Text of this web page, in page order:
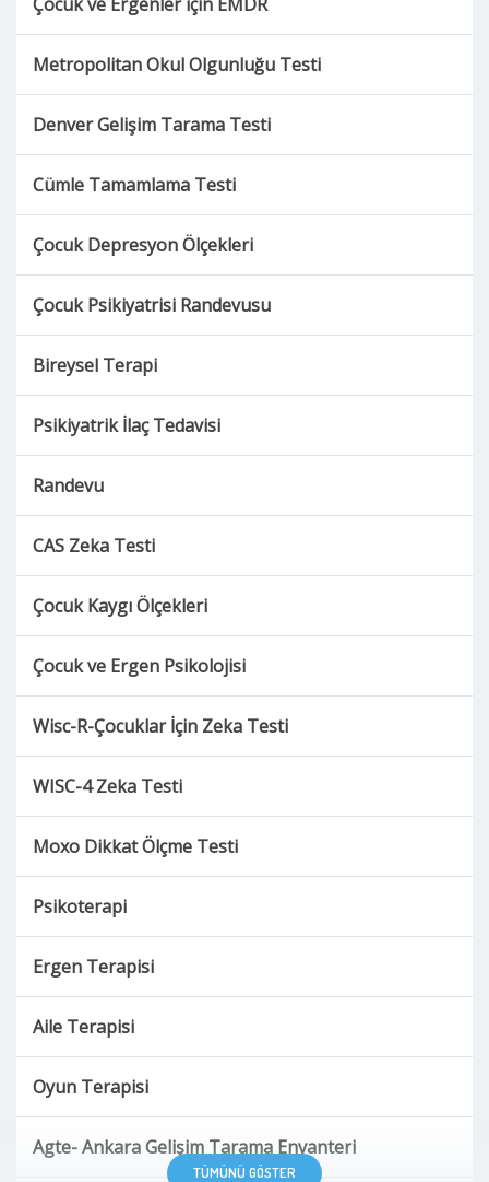
Pandas Hastalığı
Şizofreni
Bipolar Bozukluk
Stres
Yas (Matem)
Metropolitan Okul Olgunluğu Testi
Denver Gelişim Tarama Testi
Cümle Tamamlama Testi
Çocuk Depresyon Ölçekleri
Çocuk Psikiyatrisi Randevusu
Bireysel Terapi
Psikiyatrik İlaç Tedavisi
Randevu
CAS Zeka Testi
Çocuk Kaygı Ölçekleri
Çocuk ve Ergen Psikolojisi
Wisc-R-Çocuklar İçin Zeka Testi
WISC-4 Zeka Testi
Moxo Dikkat Ölçme Testi
Psikoterapi
Ergen Terapisi
Aile Terapisi
Oyun Terapisi
Agte- Ankara Gelişim Tarama Envanteri
TÜMÜNÜ GÖSTER